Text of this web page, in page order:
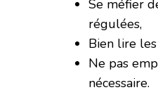
Se méfier
régulées,
Bien lire
Ne pas
nécessaire.